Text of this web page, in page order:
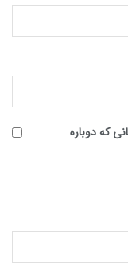
که دوباره